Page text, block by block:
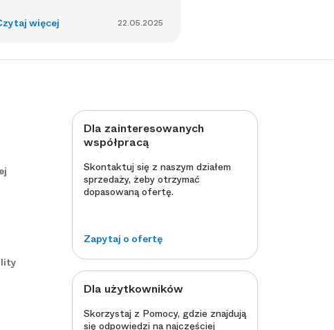
22.05.2025
więcej
Dla zainteresowanych
współpracą
Skontaktuj się z naszym działem
sprzedaży, żeby otrzymać
dopasowaną ofertę.
Zapytaj o ofertę
Dla użytkowników
Skorzystaj z Pomocy, gdzie znajdują
się odpowiedzi na najczęściej